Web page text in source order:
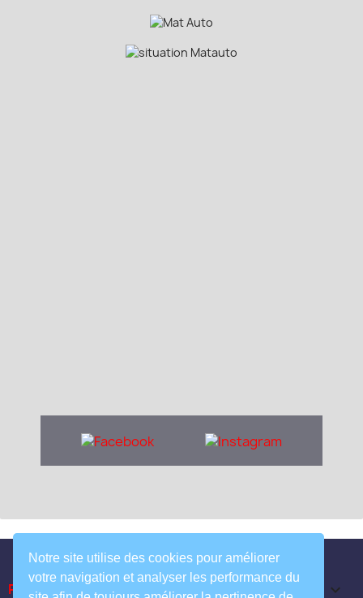
Notre site utilise des cookies pour améliorer
votre navigation et analyser les performance du
Produits 